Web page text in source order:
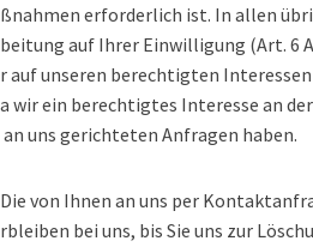
ßnahmen erforderlich ist. In allen
beitung auf Ihrer Einwilligung (Art. 6
r auf unseren berechtigten Interessen
a wir ein berechtigtes Interesse an
an uns gerichteten Anfragen haben.
Die von Ihnen an uns per
rbleiben bei uns, bis Sie uns zur